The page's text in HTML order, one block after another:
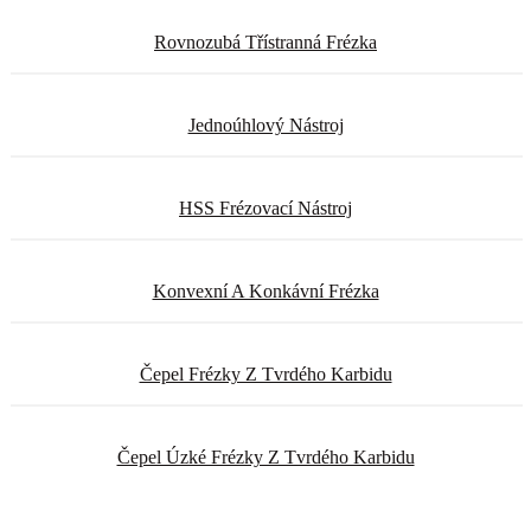
Rovnozubá Třístranná Frézka
Jednoúhlový Nástroj
HSS Frézovací Nástroj
Konvexní A Konkávní Frézka
Čepel Frézky Z Tvrdého Karbidu
Čepel Úzké Frézky Z Tvrdého Karbidu